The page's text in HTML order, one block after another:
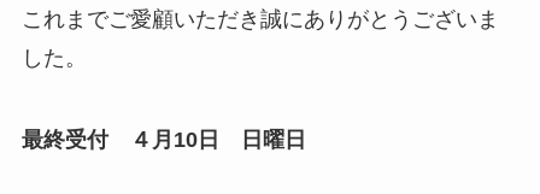
これまでご愛顧いただき誠にありがとうございま
した。
最終受付 ４月10日 日曜日